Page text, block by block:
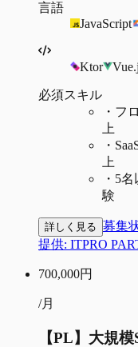
言語
JavaScript
Ktor
必須スキル
・ フ
上
・
上
・ 5名
験
詳しく見る 募集
提供: ITPRO
700,000円
/月
【PL】大規